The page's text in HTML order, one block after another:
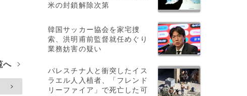
へ >
>
米の封鎖解除次第
韓国サッカー協会を家宅捜
索、洪明甫前監督就任めぐり
業務妨害の疑い
パレスチナ人と衝突したイス
ラエル人入植者、「フレンド
リーファイア」で死亡した可